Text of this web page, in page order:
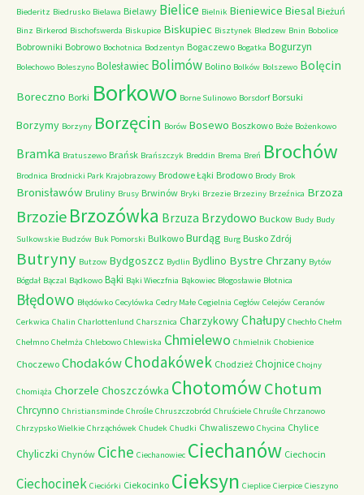
Biederitz Biedrusko Bielawa Bielawy Bielice Bielnik Bieniewice Biesal Bieżuń
Binz Birkerod Bischofswerda Biskupice Biskupiec Bisztynek Bledzew Bnin Bobolice
Bobrowniki Bobrowo Bochotnica Bodzentyn Bogaczewo Bogatka Bogurzyn
Bolechowo Boleszyno Bolesławiec Bolimów Bolino Bolków Bolszewo Bolęcin
Boreczno Borki Borkowo Borne Sulinowo Borsdorf Borsuki
Borzymy Borzyny Borzęcin Borów Bosewo Boszkowo Boże Bożenkowo
Bramka Bratuszewo Brańsk Brańszczyk Breddin Brema Breń Brochów
Brodnica Brodnicki Park Krajobrazowy Brodowe Łąki Brodowo Brody Brok
Bronisławów Bruliny Brusy Brwinów Bryki Brzezie Brzeziny Brzeźnica Brzoza
Brzozie Brzozówka Brzuza Brzydowo Buckow Budy Budy
Sulkowskie Budzów Buk Pomorski Bulkowo Burdąg Burg Busko Zdrój
Butryny Butzow Bydgoszcz Bydlin Bydlino Bystre Chrzany Bytów
Bógdał Bączal Bądkowo Bąki Bąki Wieczfnia Bąkowiec Błogosławie Błotnica
Błędowo Błędówko Cecylówka Cedry Małe Cegielnia Cegłów Celejów Ceranów
Cerkwica Chalin Charlottenlund Charsznica CharzykowyChałupy Chechło Chełm
Chełmno Chełmża Chlebowo Chlewiska Chmielewo Chmielnik Chobienice
Choczewo ChodakówChodakówek Chodzież Chojnice Chojny
Chomiąża Chorzele Choszczówka ChotomówChotum
Chrcynno Christiansminde Chrośle Chruszczobród Chruściele Chruśle Chrzanowo
Chrzypsko Wielkie Chrząchówek Chudek Chudki Chwaliszewo Chycina Chylice
Chyliczki Chynów Ciche Ciechanowiec Ciechanów Ciechocin
Ciechocinek Cieciórki Ciekocinko Cieksyn Cieplice Cierpice Cieszyno